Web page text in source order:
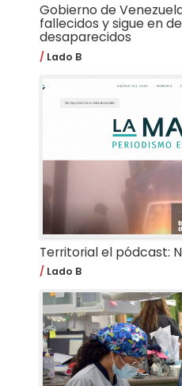
Gobierno de
fallecidos y sigue en
desaparecidos
Lado B
Territorial el pódcast:
Lado B